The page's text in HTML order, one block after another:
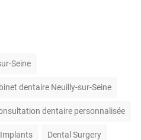
Seine
dentaire Neuilly-sur-Seine
dentaire personnalisée
Dental Surgery